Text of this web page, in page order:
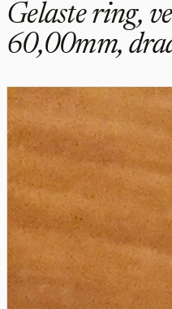
Gelaste ring,
60,00mm,